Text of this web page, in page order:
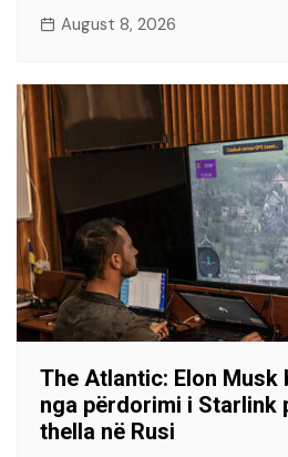
August 8, 2026
The Atlantic: Elon Musk
nga përdorimi i Starlink
thella në Rusi